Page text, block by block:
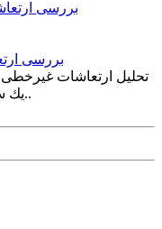
بررسی
تحليل ارتعاشات غيرخطی
یك سيستم چند درجه آزادی می‌تواند یك راه ح..